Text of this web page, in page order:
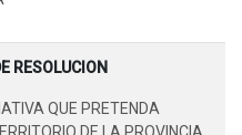
RESOLUCION
QUE PRETENDA
DE LA PROVINCIA